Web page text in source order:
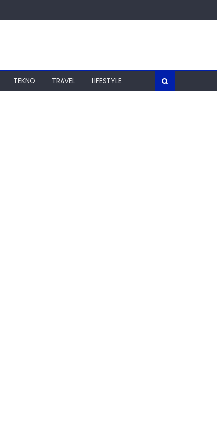
TEKNO TRAVEL LIFESTYLE